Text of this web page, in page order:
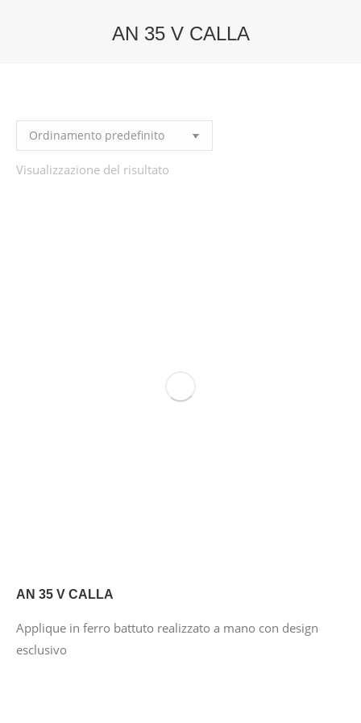
AN 35 V CALLA
Visualizzazione del risultato
AN 35 V CALLA
Applique in ferro battuto realizzato a mano con design
esclusivo